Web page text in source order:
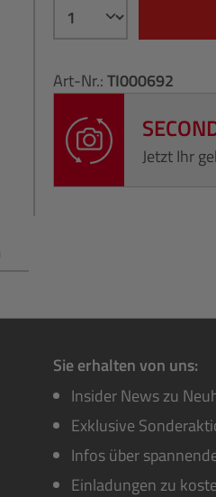
Art-Nr.:TI000692
Jetzt Ihr
Sie erhalten von uns:
Insider News zu
Exklusive
Infos über
Einladungen zu